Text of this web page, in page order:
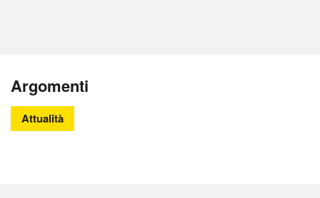
Argomenti
Attualità